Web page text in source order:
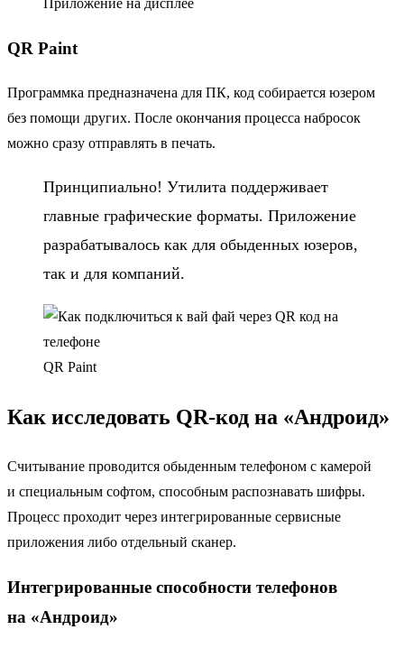
Приложение на дисплее
QR Paint
Программка предназначена для ПК, код собирается юзером
без помощи других. После окончания процесса набросок
можно сразу отправлять в печать.
Принципиально! Утилита поддерживает
главные графические форматы. Приложение
разрабатывалось как для обыденных юзеров,
так и для компаний.
QR Paint
Как исследовать QR-код на «Андроид»
Считывание проводится обыденным телефоном с камерой
и специальным софтом, способным распознавать шифры.
Процесс проходит через интегрированные сервисные
приложения либо отдельный сканер.
Интегрированные способности телефонов
на «Андроид»